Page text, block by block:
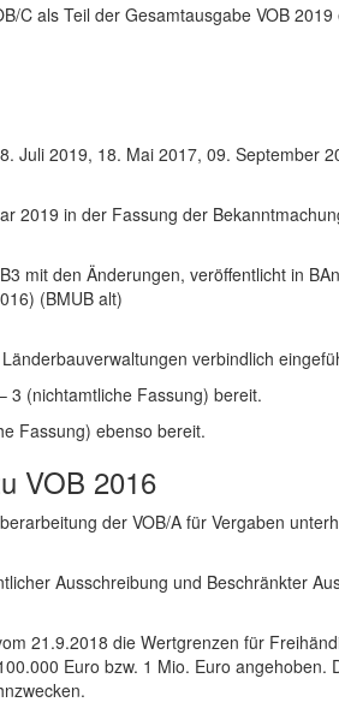
C als Teil der Gesamtausgabe VOB
Juli 2019, 18. Mai 2017, 09. September
2019 in der Fassung der
mit den Änderungen, veröffentlicht in
(BMUB alt)
verbindlich
3 (nichtamtliche Fassung) bereit.
Fassung) ebenso bereit.
VOB 2016
der VOB/A für Vergaben
Ausschreibung und Beschränkter
21.9.2018 die Wertgrenzen für
Euro bzw. 1 Mio. Euro angehoben.